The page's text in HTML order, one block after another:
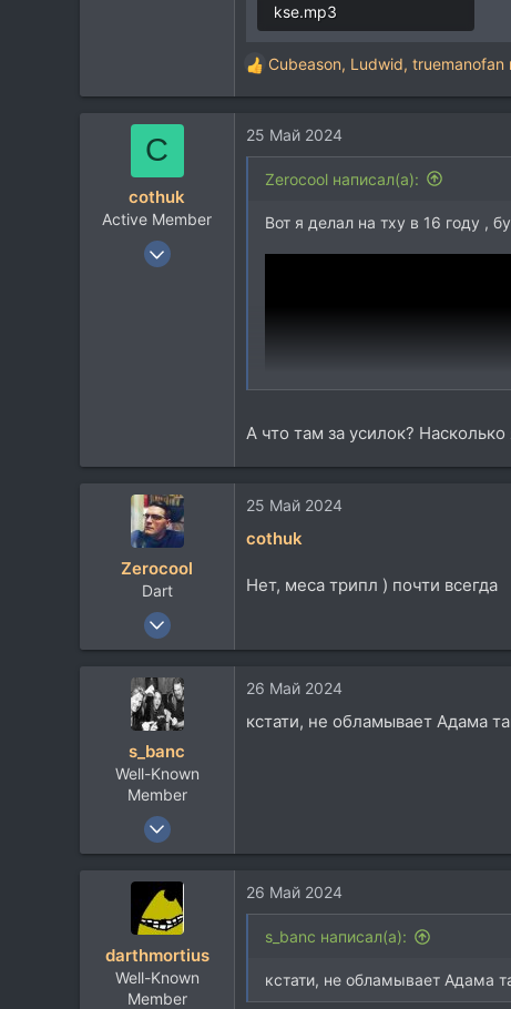
kse.mp3
Р
е
к
ц
Cubeason, Ludwid, truemanofan
C
cothuk
Active Member
11 Апр 2021
25 Май 2024
Zerocool написал(а):
Вот я делал на тху в 16 году ,
А что там за усилок?
Zerocool
Dart
18 Май 2003
36.526
37.785
Belgorod
25 Май 2024
cothuk
Нет, меса трипл ) почти всегда
s_banc
Well-Known
Member
29 Сен 2021
831
vk.com
26 Май 2024
кстати, не обламывает Адама
darthmortius
Well-Known
Member
26 Май 2024
s_banc написал(а):
кстати, не обламывает Адама